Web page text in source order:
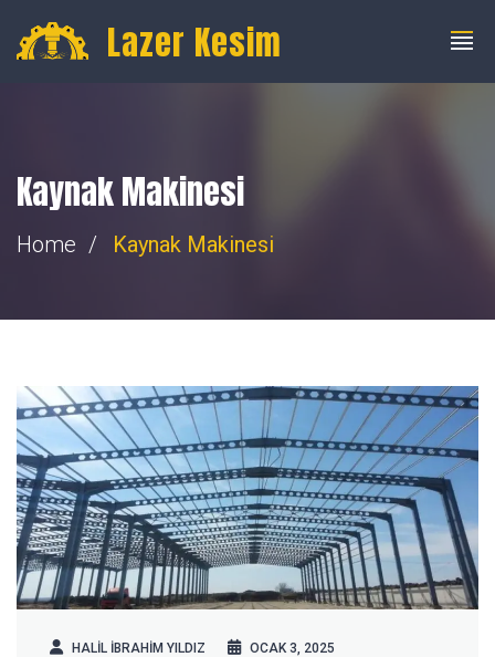
info@fibercnclazer.com
Lazer Kesim
Kaynak Makinesi
Home Kaynak Makinesi
HALIL IBRAHIM YILDIZ
OCAK 3, 2025